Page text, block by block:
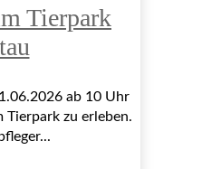
Tierpark
ab 10 Uhr
Tierpark zu erleben.